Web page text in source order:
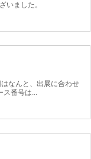
いました。
なんと、出展に合わせ
番号は...